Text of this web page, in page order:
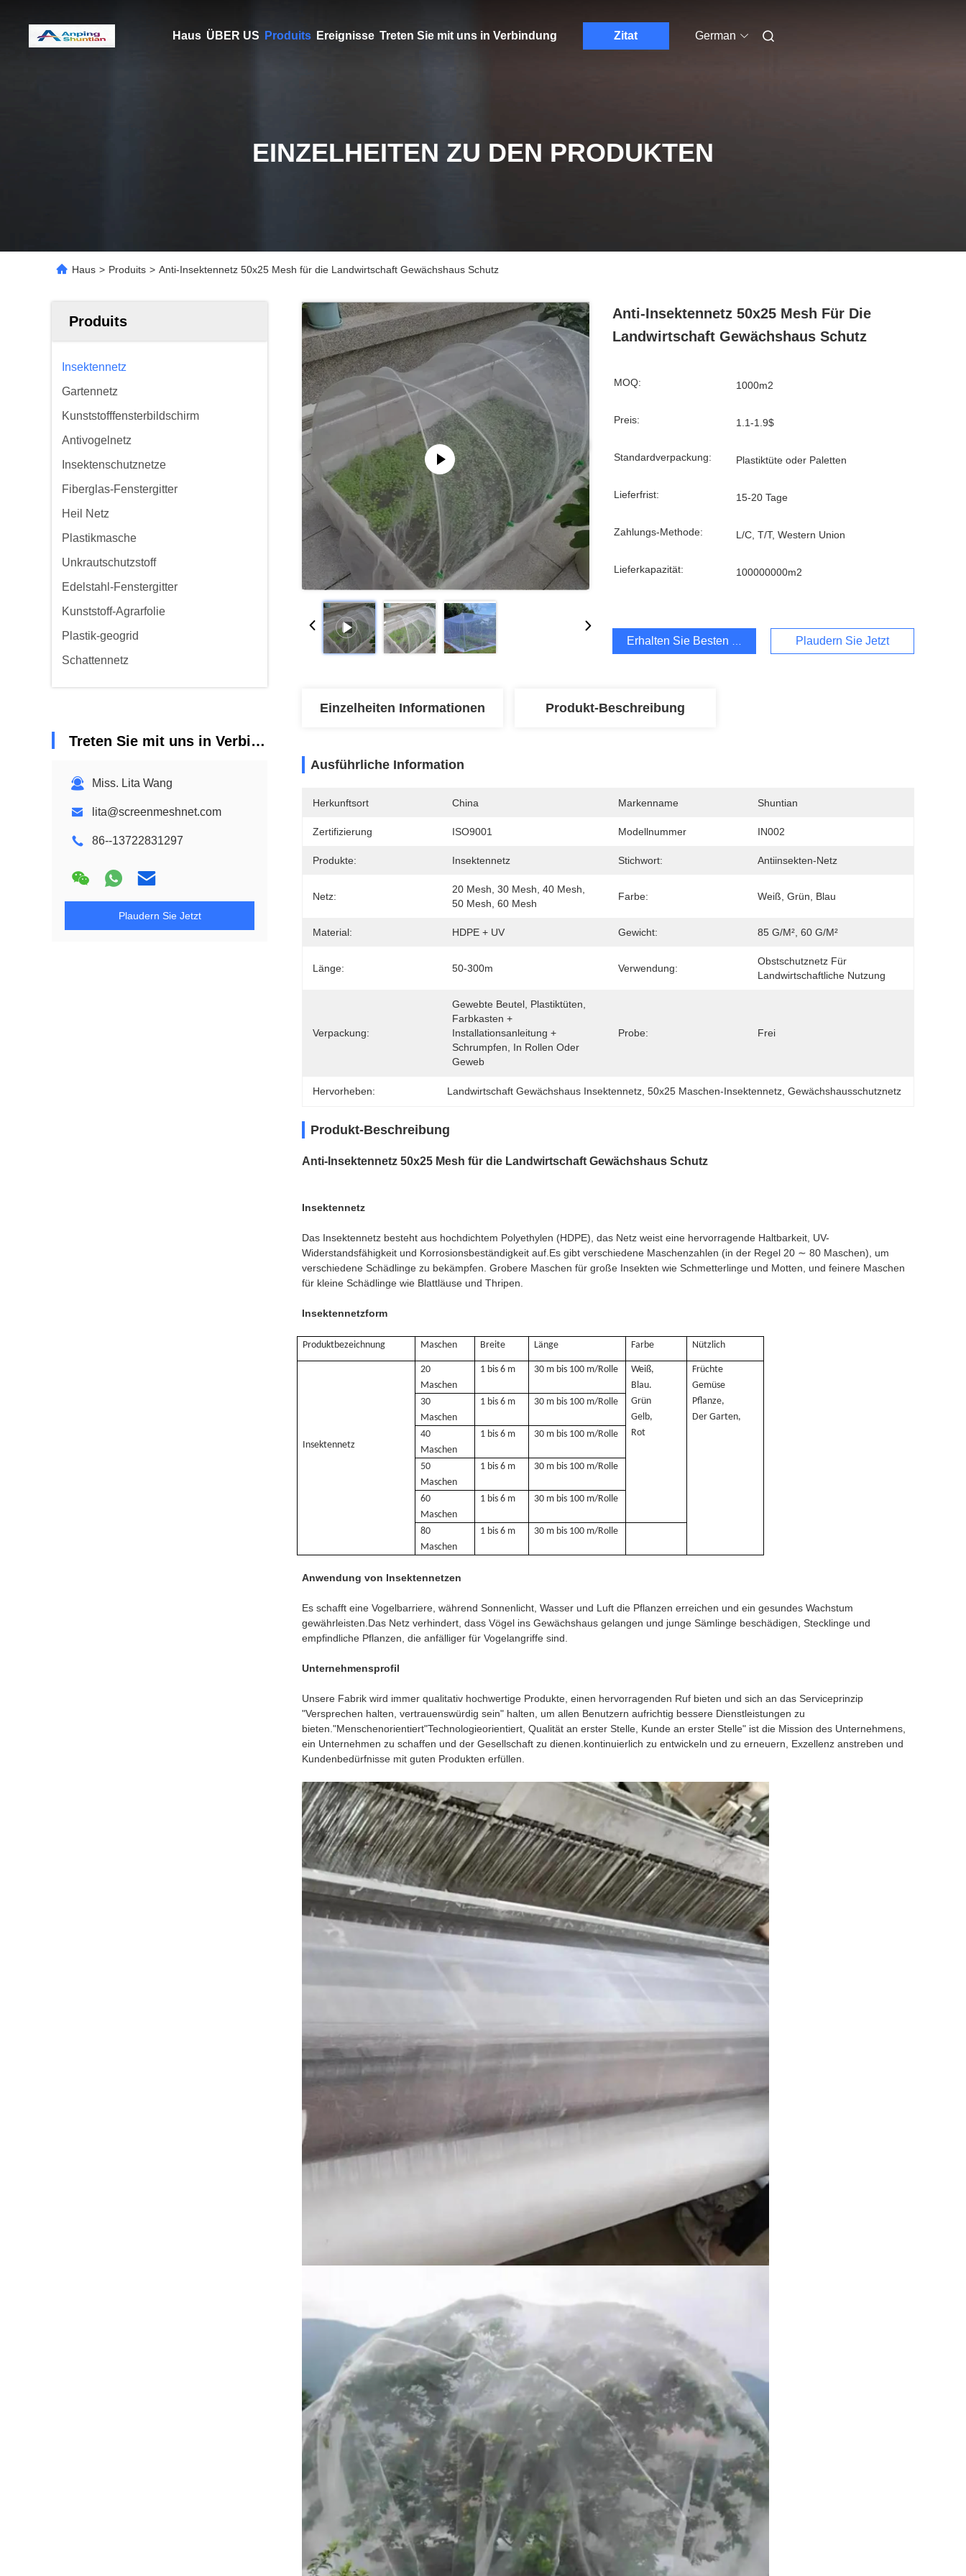
Haus ÜBER US Produits Ereignisse Treten Sie mit uns in Verbindung Zitat German
EINZELHEITEN ZU DEN PRODUKTEN
Haus > Produits > Anti-Insektennetz 50x25 Mesh für die Landwirtschaft Gewächshaus Schutz
Produits
Insektennetz
Gartennetz
Kunststofffensterbildschirm
Antivogelnetz
Insektenschutznetze
Fiberglas-Fenstergitter
Heil Netz
Plastikmasche
Unkrautschutzstoff
Edelstahl-Fenstergitter
Kunststoff-Agrarfolie
Plastik-geogrid
Schattennetz
Treten Sie mit uns in Verbindung
Miss. Lita Wang
lita@screenmeshnet.com
86--13722831297
Plaudern Sie Jetzt
Anti-Insektennetz 50x25 Mesh Für Die
Landwirtschaft Gewächshaus Schutz
MOQ: 1000m2
Preis: 1.1-1.9$
Standardverpackung: Plastiktüte oder Paletten
Lieferfrist: 15-20 Tage
Zahlungs-Methode: L/C, T/T, Western Union
Lieferkapazität: 100000000m2
Erhalten Sie Besten Preis Plaudern Sie Jetzt
Einzelheiten Informationen Produkt-Beschreibung
Ausführliche Information
Herkunftsort China Markenname Shuntian
Zertifizierung ISO9001 Modellnummer IN002
Produkte: Insektennetz Stichwort: Antiinsekten-Netz
Netz:
20 Mesh, 30 Mesh, 40 Mesh,
50 Mesh, 60 Mesh
Farbe: Weiß, Grün, Blau
Material: HDPE + UV Gewicht: 85 G/m², 60 G/m²
Länge: 50-300m Verwendung:
Obstschutznetz Für
Landwirtschaftliche Nutzung
Verpackung:
Gewebte Beutel, Plastiktüten,
Farbkasten +
Installationsanleitung +
Schrumpfen, In Rollen Oder
Geweb
Probe: Frei
Hervorheben: Landwirtschaft Gewächshaus Insektennetz , 50x25 Maschen-Insektennetz , Gewächshausschutznetz
Produkt-Beschreibung
Anti-Insektennetz 50x25 Mesh für die Landwirtschaft Gewächshaus Schutz
Insektennetz
Das Insektennetz besteht aus hochdichtem Polyethylen (HDPE), das Netz weist eine hervorragende Haltbarkeit, UV-
Widerstandsfähigkeit und Korrosionsbeständigkeit auf.Es gibt verschiedene Maschenzahlen (in der Regel 20 ∼ 80 Maschen), um
verschiedene Schädlinge zu bekämpfen. Grobere Maschen für große Insekten wie Schmetterlinge und Motten, und feinere Maschen
für kleine Schädlinge wie Blattläuse und Thripen.
Insektennetzform
Produktbezeichnung Maschen Breite Länge Farbe Nützlich
Insektennetz
20
Maschen
1 bis 6 m 30 m bis 100 m/Rolle
Weiß,
Blau.
Grün
Gelb,
Rot
Früchte
Gemüse
Pflanze,
Der Garten,
30
Maschen
1 bis 6 m 30 m bis 100 m/Rolle
40
Maschen
1 bis 6 m 30 m bis 100 m/Rolle
50
Maschen
1 bis 6 m 30 m bis 100 m/Rolle
60
Maschen
1 bis 6 m 30 m bis 100 m/Rolle
80
Maschen
1 bis 6 m 30 m bis 100 m/Rolle
Anwendung von Insektennetzen
Es schafft eine Vogelbarriere, während Sonnenlicht, Wasser und Luft die Pflanzen erreichen und ein gesundes Wachstum
gewährleisten.Das Netz verhindert, dass Vögel ins Gewächshaus gelangen und junge Sämlinge beschädigen, Stecklinge und
empfindliche Pflanzen, die anfälliger für Vogelangriffe sind.
Unternehmensprofil
Unsere Fabrik wird immer qualitativ hochwertige Produkte, einen hervorragenden Ruf bieten und sich an das Serviceprinzip
"Versprechen halten, vertrauenswürdig sein" halten, um allen Benutzern aufrichtig bessere Dienstleistungen zu
bieten."Menschenorientiert"Technologieorientiert, Qualität an erster Stelle, Kunde an erster Stelle" ist die Mission des Unternehmens,
ein Unternehmen zu schaffen und der Gesellschaft zu dienen.kontinuierlich zu entwickeln und zu erneuern, Exzellenz anstreben und
Kundenbedürfnisse mit guten Produkten erfüllen.